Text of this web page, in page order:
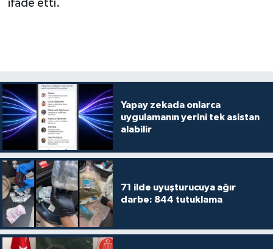
ifade etti.
Yapay zekada onlarca
uygulamanın yerini tek asistan
alabilir
71 ilde uyuşturucuya ağır
darbe: 844 tutuklama